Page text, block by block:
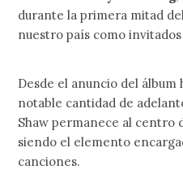
durante la primera mitad
nuestro país como
Desde el anuncio del álbum
notable cantidad de
Shaw permanece al centro
siendo el elemento
canciones.